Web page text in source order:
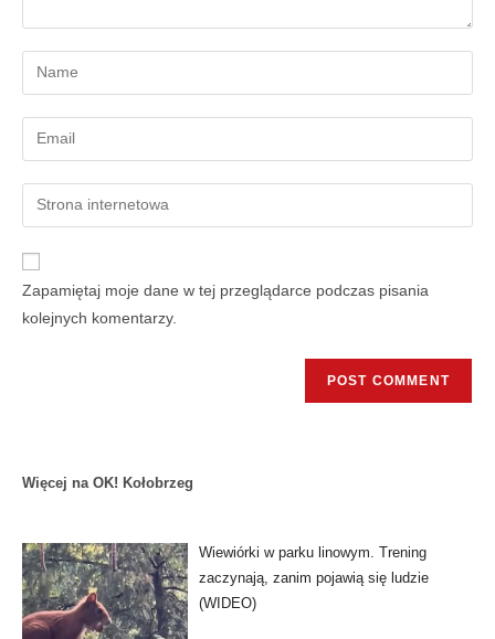
Zapamiętaj moje dane w tej przeglądarce podczas pisania
kolejnych komentarzy.
Więcej na OK! Kołobrzeg
Wiewiórki w parku linowym. Trening
zaczynają, zanim pojawią się ludzie
(WIDEO)